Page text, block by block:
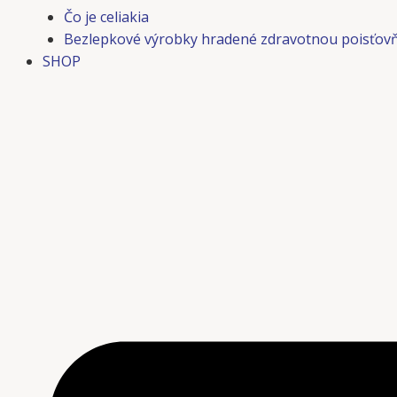
Čo je celiakia
Bezlepkové výrobky hradené zdravotnou
SHOP